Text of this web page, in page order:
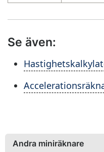
Se även:
Andra miniräknare